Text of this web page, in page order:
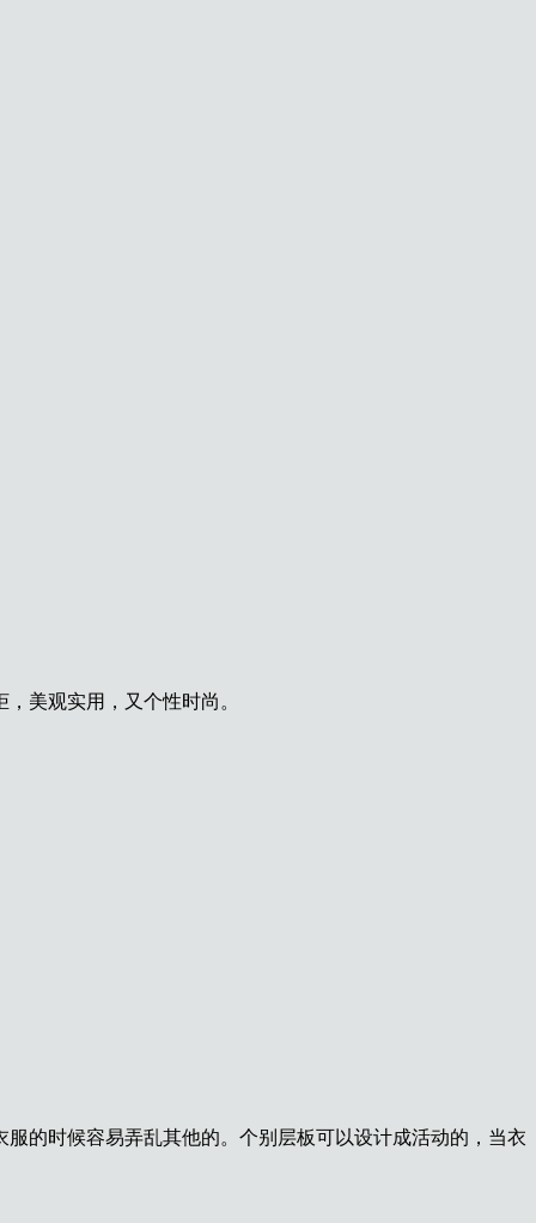
美观实用，又个性时尚。
的时候容易弄乱其他的。个别层板可以设计成活动的，当衣